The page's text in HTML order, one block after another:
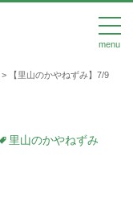
menu
> 【里山のかやねずみ】7/9
里山のかやねずみ